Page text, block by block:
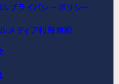
プライバシーポリシー
メディア利用規約